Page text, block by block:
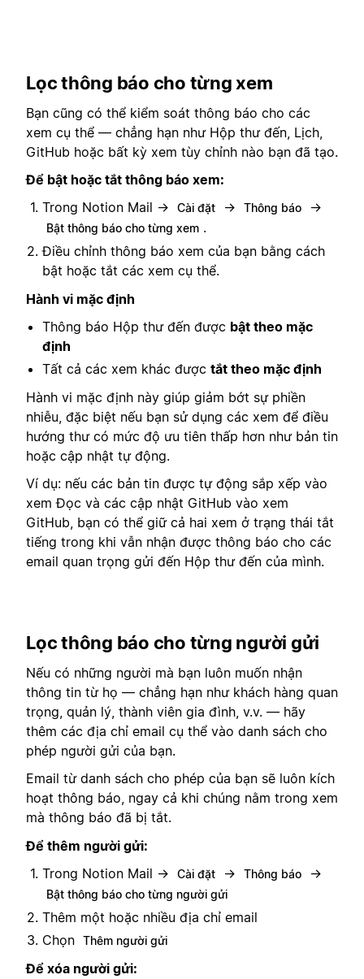
Lọc thông báo cho từng xem
Bạn cũng có thể kiểm soát thông báo cho các
xem cụ thể — chẳng hạn như Hộp thư đến, Lịch,
GitHub hoặc bất kỳ xem tùy chỉnh nào bạn đã tạo.
Để bật hoặc tắt thông báo xem:
Trong Notion Mail →
Cài đặt → Thông báo →
Bật thông báo cho từng xem .
Điều chỉnh thông báo xem của bạn bằng cách
bật hoặc tắt các xem cụ thể.
Hành vi mặc định
Thông báo Hộp thư đến được bật theo mặc
định
Tất cả các xem khác được tắt theo mặc định
Hành vi mặc định này giúp giảm bớt sự phiền
nhiễu, đặc biệt nếu bạn sử dụng các xem để điều
hướng thư có mức độ ưu tiên thấp hơn như bản tin
hoặc cập nhật tự động.
Ví dụ: nếu các bản tin được tự động sắp xếp vào
xem Đọc và các cập nhật GitHub vào xem
GitHub, bạn có thể giữ cả hai xem ở trạng thái tắt
tiếng trong khi vẫn nhận được thông báo cho các
email quan trọng gửi đến Hộp thư đến của mình.
Lọc thông báo cho từng người gửi
Nếu có những người mà bạn luôn muốn nhận
thông tin từ họ — chẳng hạn như khách hàng quan
trọng, quản lý, thành viên gia đình, v.v. — hãy
thêm các địa chỉ email cụ thể vào danh sách cho
phép người gửi của bạn.
Email từ danh sách cho phép của bạn sẽ luôn kích
hoạt thông báo, ngay cả khi chúng nằm trong xem
mà thông báo đã bị tắt.
Để thêm người gửi:
Trong Notion Mail →
Cài đặt → Thông báo →
Bật thông báo cho từng người gửi
Thêm một hoặc nhiều địa chỉ email
Chọn Thêm người gửi
Để xóa người gửi: